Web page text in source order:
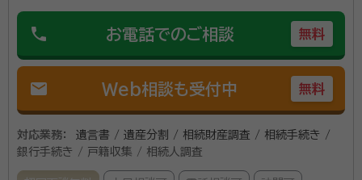
phone お電話でのご相談 無料
mail Web相談も受付中 無料
対応業務：
遺言書 / 遺産分割 / 相続財産調査 / 相続手続き /
銀行手続き / 戸籍収集 / 相続人調査